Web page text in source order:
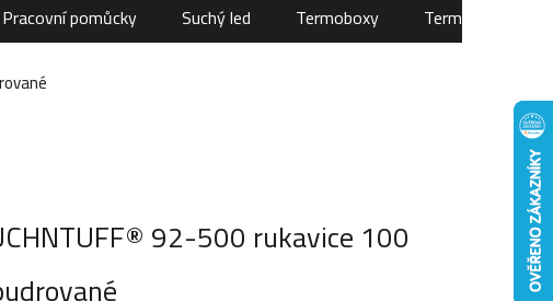
Pracovní pomůcky Suchý led Termoboxy Termotašky
92-500 rukavice 100